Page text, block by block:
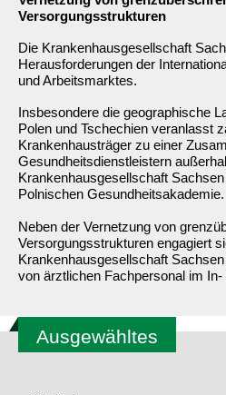
Versorgungsstrukturen
Die Krankenhausgesellschaft
Herausforderungen der
und Arbeitsmarktes.
Insbesondere die geographische
Polen und Tschechien veranlasst
Krankenhausträger zu einer
Gesundheitsdienstleistern
Krankenhausgesellschaft
Polnischen Gesundheitsakademie.
Neben der Vernetzung von
Versorgungsstrukturen engagiert
Krankenhausgesellschaft
von ärztlichen Fachpersonal im In-
Ausgewähltes